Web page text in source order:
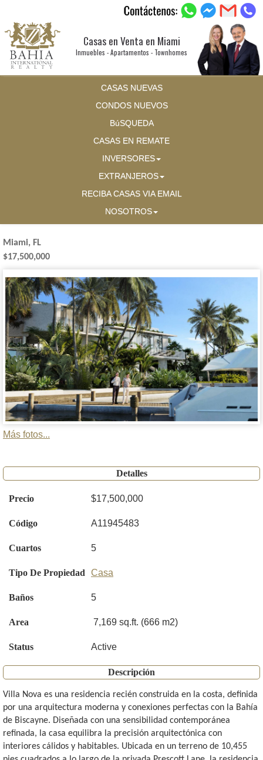
Casas en Venta en Miami
Inmuebles - Apartamentos - Townhomes
CASAS NUEVAS
CONDOS NUEVOS
BúSQUEDA
CASAS EN REMATE
INVERSORES
EXTRANJEROS
RECIBA CASAS VIA EMAIL
NOSOTROS
Miami, FL
$17,500,000
Más fotos...
Detalles
Precio $17,500,000
Código A11945483
Cuartos 5
Tipo De Propiedad Casa
Baños 5
Area 7,169 sq.ft. (666 m2)
Status Active
Descripción
Villa Nova es una residencia recién construida en la costa, definida
por una arquitectura moderna y conexiones perfectas con la Bahía
de Biscayne. Diseñada con una sensibilidad contemporánea
refinada, la casa equilibra la precisión arquitectónica con
interiores cálidos y habitables. Ubicada en un terreno de 10,455